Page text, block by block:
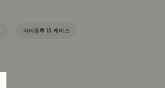
아이폰® 15 케이스